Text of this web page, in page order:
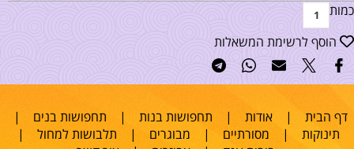
כמות
הוסף לרשימת המשאלות
דף הבית |אודות | תחפושות בנות | תחפושות בנים |
תינוקות | מסורתיים | מבוגרים | תלבושות למחול |